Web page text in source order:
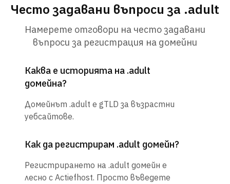
Често задавани въпроси за .adult
Намерете отговори на често задавани
въпроси за регистрация на домейни
Каква е историята на .adult
домейна?
Домейнът .adult е gTLD за възрастни
уебсайтове.
Как да регистрирам .adult домейн?
Регистрирането на .adult домейн е
лесно с Actiefhost. Просто въведете